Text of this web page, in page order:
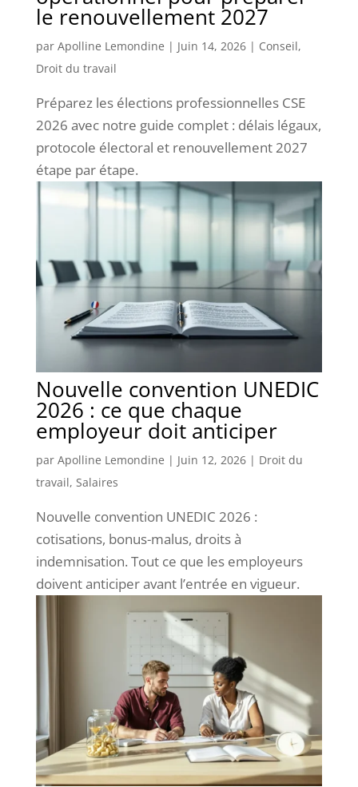
le renouvellement 2027
par Apolline Lemondine | Juin 14, 2026| Conseil,
Droit du travail
Préparez les élections professionnelles CSE
2026 avec notre guide complet : délais légaux,
protocole électoral et renouvellement 2027
étape par étape.
Nouvelle convention UNEDIC
2026 : ce que chaque
employeur doit anticiper
par Apolline Lemondine | Juin 12, 2026| Droit du
travail, Salaires
Nouvelle convention UNEDIC 2026 :
cotisations, bonus-malus, droits à
indemnisation. Tout ce que les employeurs
doivent anticiper avant l’entrée en vigueur.